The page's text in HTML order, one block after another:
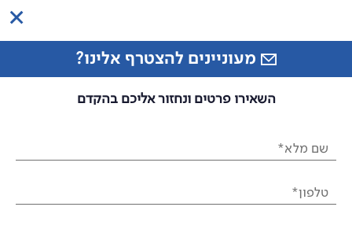
מעוניינים להצטרף אלינו?
השאירו פרטים ונחזור אליכם בהקדם
שם מלא*
טלפון*